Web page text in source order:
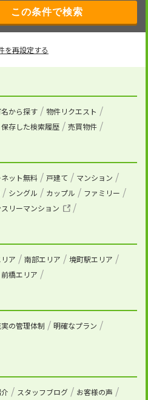
を再設定する
から探す
物件リクエスト
保存した検索履歴 売買物件
ット無料 戸建て
マンション
シングル カップル
ファミリー
リーマンション
ア 南部エリア
境町駅エリア
前橋エリア
の管理体制
明確なプラン
スタッフブログ お客様の声